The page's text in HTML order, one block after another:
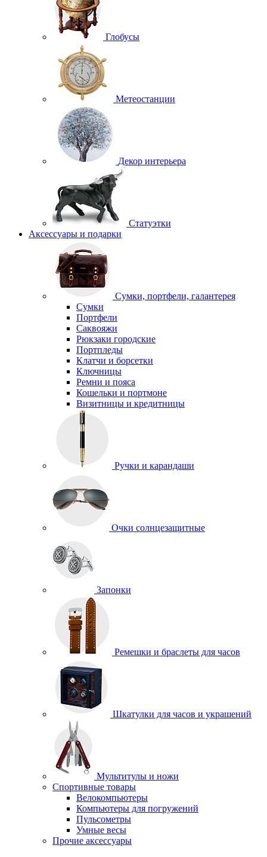
Глобусы
Метеостанции
Декор интерьера
Статуэтки
Аксессуары и подарки
Сумки, портфели, галантерея
Сумки
Портфели
Саквояжи
Рюкзаки городские
Портпледы
Клатчи и борсетки
Ключницы
Ремни и пояса
Кошельки и портмоне
Визитницы и кредитницы
Ручки и карандаши
Очки солнцезащитные
Запонки
Ремешки и браслеты для часов
Шкатулки для часов и украшений
Мультитулы и ножи
Спортивные товары
Велокомпьютеры
Компьютеры для погружений
Пульсометры
Умные весы
Прочие аксессуары